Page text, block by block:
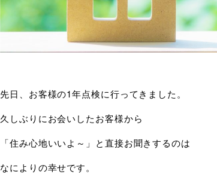
先日、お客様の1年点検に行ってきました。
久しぶりにお会いしたお客様から
「住み心地いいよ～」と直接お聞きするのは
なによりの幸せです。